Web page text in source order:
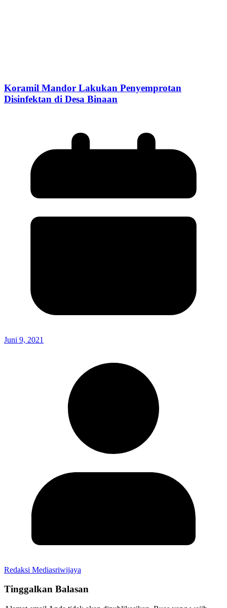
Koramil Mandor Lakukan Penyemprotan
Disinfektan di Desa Binaan
Juni 9, 2021
Redaksi Mediasriwijaya
Tinggalkan Balasan